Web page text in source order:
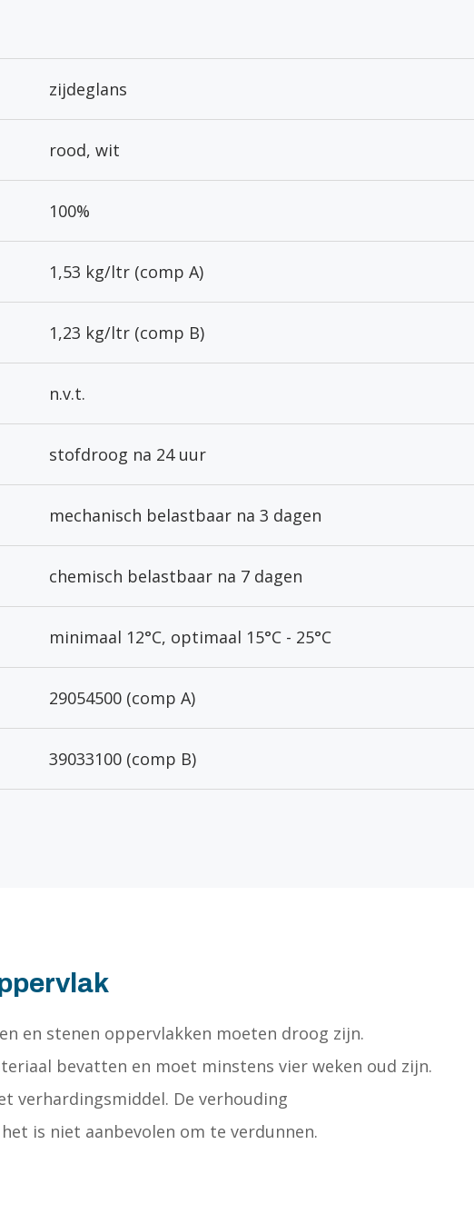
zijdeglans
rood, wit
100%
1,53 kg/ltr (comp A)
1,23 kg/ltr (comp B)
n.v.t.
stofdroog na 24 uur
mechanisch belastbaar na 3 dagen
chemisch belastbaar na 7 dagen
minimaal 12°C, optimaal 15°C - 25°C
29054500 (comp A)
39033100 (comp B)
en stenen oppervlakken moeten droog zijn.
bevatten en moet minstens vier weken oud zijn.
verhardingsmiddel. De verhouding
is niet aanbevolen om te verdunnen.